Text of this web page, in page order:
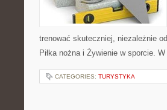
trenować skuteczniej, niezależnie
Piłka nożna i Żywienie w sporcie.
CATEGORIES: TURYSTYKA